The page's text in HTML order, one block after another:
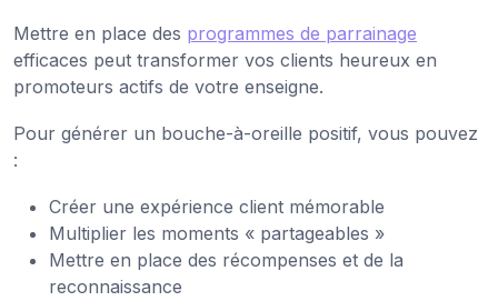
Mettre en place des programmes de parrainage
efficaces peut transformer vos clients heureux en
promoteurs actifs de votre enseigne.
Pour générer un bouche-à-oreille positif, vous pouvez
:
Créer une expérience client mémorable
Multiplier les moments « partageables »
Mettre en place des récompenses et de la
reconnaissance